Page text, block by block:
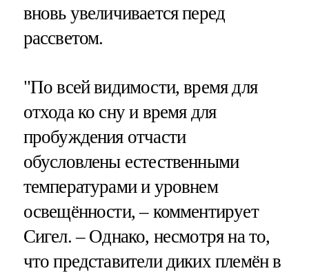
вновь увеличивается перед
рассветом.
"По всей видимости, время для
отхода ко сну и время для
пробуждения отчасти
обусловлены естественными
температурами и уровнем
освещённости, – комментирует
Сигел. – Однако, несмотря на то,
что представители диких племён в